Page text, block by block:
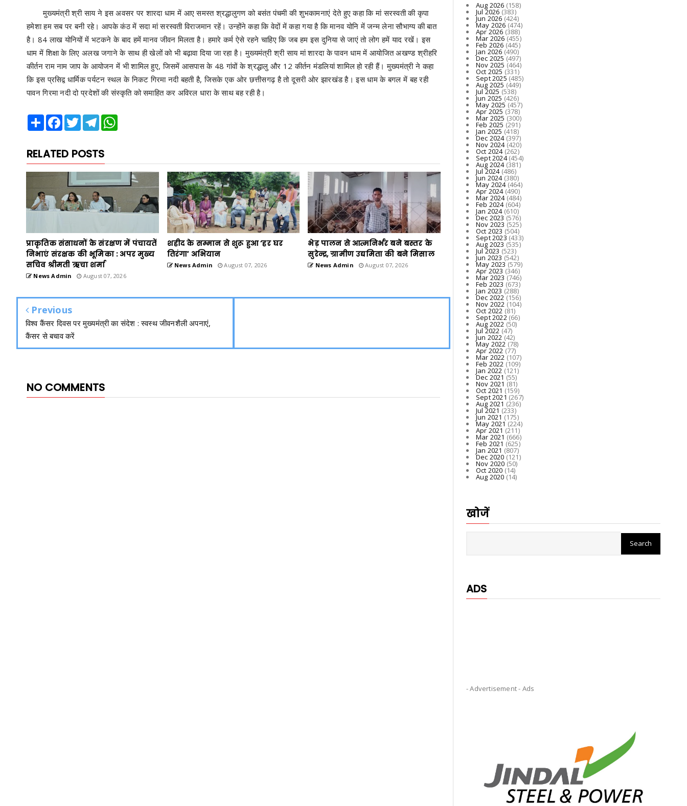
मुख्यमंत्री श्री साय ने इस अवसर पर शारदा धाम में आए समस्त श्रद्धालुगण को बसंत पंचमी की शुभकामनाएं देते हुए कहा कि मां सरस्वती की कृपा
हमेशा हम सब पर बनी रहे। आपके कंठ में सदा मां सरस्वती विराजमान रहें। उन्होंने कहा कि वेदों में कहा गया है कि मानव योनि में जन्म लेना सौभाग्य की बात
है। 84 लाख योनियों में भटकने के बाद हमें मानव जीवन मिलता है। हमारे कर्म ऐसे रहने चाहिए कि जब हम इस दुनिया से जाएं तो लोग हमें याद रखें। इस
धाम में शिक्षा के लिए अलख जगाने के साथ ही खेलों को भी बढ़ावा दिया जा रहा है। मुख्यमंत्री श्री साय मां शारदा के पावन धाम में आयोजित अखण्ड श्रीहरि
कीर्तन राम नाम जाप के आयोजन में भी शामिल हुए, जिसमें आसपास के 48 गांवों के श्रद्धालु और 12 कीर्तन मंडलियां शामिल हो रही हैं। मुख्यमंत्री ने कहा
कि इस प्रसिद्व धार्मिक पर्यटन स्थल के निकट गिरमा नदी बहती है, जिसके एक ओर छत्तीसगढ़ है तो दूसरी ओर झारखंड है। इस धाम के बगल में बह रही
पावन गिरमा नदी दो प्रदेशों की संस्कृति को समाहित कर अविरल धारा के साथ बह रही है।
Share Facebook
TwitterTelegram
RELATED POSTS
प्राकृतिक संसाधनों के संरक्षण में पंचायतें
निभाएं संरक्षक की भूमिका : अपर मुख्य
सचिव श्रीमती ऋचा शर्मा
News Admin August 07, 2026
शहीद के सम्मान से शुरू हुआ ‘हर घर
तिरंगा’ अभियान
News Admin August 07, 2026
भेड़ पालन से आत्मनिर्भर बने बस्तर के
सुरेन्द्र, ग्रामीण उद्यमिता की बने मिसाल
News Admin August 07, 2026
Previous
विश्व कैंसर दिवस पर मुख्यमंत्री का संदेश : स्वस्थ जीवनशैली अपनाएं,
कैंसर से बचाव करें
NO COMMENTS
Aug 2026 (158)
Jul 2026 (383)
Jun 2026(424)
May 2026(474)
Apr 2026 (388)
Mar 2026(455)
Feb 2026 (445)
Jan 2026 (490)
Dec 2025(497)
Nov 2025 (464)
Oct 2025 (331)
Sept 2025 (485)
Aug 2025 (449)
Jul 2025 (538)
Jun 2025(426)
May 2025(457)
Apr 2025 (378)
Mar 2025 (300)
Feb 2025 (291)
Jan 2025 (418)
Dec 2024(397)
Nov 2024(420)
Oct 2024(262)
Sept 2024(454)
Aug 2024(381)
Jul 2024(486)
Jun 2024(380)
May 2024(464)
Apr 2024(490)
Mar 2024(484)
Feb 2024(604)
Jan 2024(610)
Dec 2023(576)
Nov 2023 (525)
Oct 2023 (504)
Sept 2023 (433)
Aug 2023 (535)
Jul 2023 (523)
Jun 2023(542)
May 2023(579)
Apr 2023 (346)
Mar 2023 (746)
Feb 2023 (673)
Jan 2023 (288)
Dec 2022(156)
Nov 2022 (104)
Oct 2022 (81)
Sept 2022(66)
Aug 2022 (50)
Jul 2022 (47)
Jun 2022(42)
May 2022(78)
Apr 2022 (77)
Mar 2022(107)
Feb 2022 (109)
Jan 2022 (121)
Dec 2021 (55)
Nov 2021 (81)
Oct 2021 (159)
Sept 2021 (267)
Aug 2021 (236)
Jul 2021 (233)
Jun 2021(175)
May 2021(224)
Apr 2021 (211)
Mar 2021 (666)
Feb 2021 (625)
Jan 2021 (807)
Dec 2020(121)
Nov 2020 (50)
Oct 2020 (14)
Aug 2020(14)
खोजें
ADS
- Advertisement - Ads